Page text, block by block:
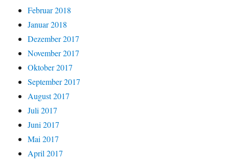
Februar 2018
Januar 2018
Dezember 2017
November 2017
Oktober 2017
September 2017
August 2017
Juli 2017
Juni 2017
Mai 2017
April 2017